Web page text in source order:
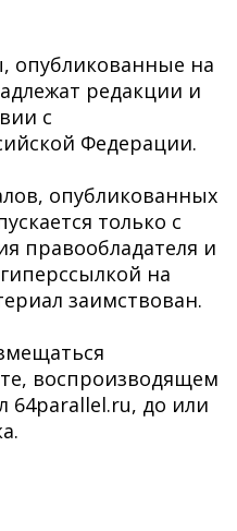
опубликованные на
редакции и
с
Федерации.
опубликованных
только с
правообладателя и
на
заимствован.
воспроизводящем
64parallel.ru, до или